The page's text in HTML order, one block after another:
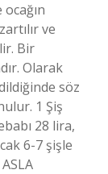
ve
Bir
Olarak
söz
1 Şiş
28 lira,
6-7 şişle